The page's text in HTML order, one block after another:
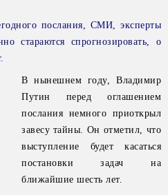
послания, СМИ, эксперты
стараются спрогнозировать, о
В нынешнем году, Владимир
Путин перед оглашением
послания немного приоткрыл
завесу тайны. Он отметил, что
выступление будет касаться
постановки задач на
ближайшие шесть лет.